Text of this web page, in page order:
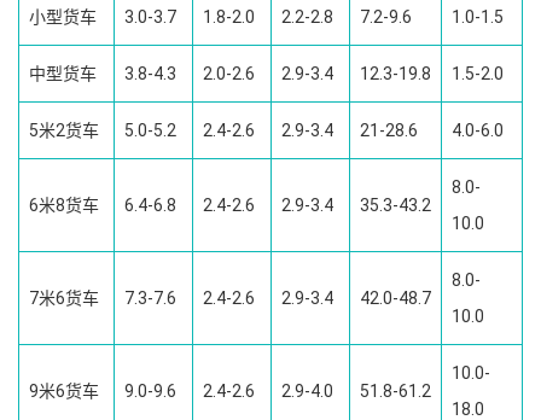
小型货车 3.0-3.7 1.8-2.0 2.2-2.8 7.2-9.6 1.0-1.5
中型货车 3.8-4.3 2.0-2.6 2.9-3.4 12.3-19.8 1.5-2.0
5米2货车 5.0-5.2 2.4-2.6 2.9-3.4 21-28.6 4.0-6.0
6米8货车 6.4-6.8 2.4-2.6 2.9-3.4 35.3-43.2
8.0-
10.0
7米6货车 7.3-7.6 2.4-2.6 2.9-3.4 42.0-48.7
8.0-
10.0
9米6货车 9.0-9.6 2.4-2.6 2.9-4.0 51.8-61.2
10.0-
18.0